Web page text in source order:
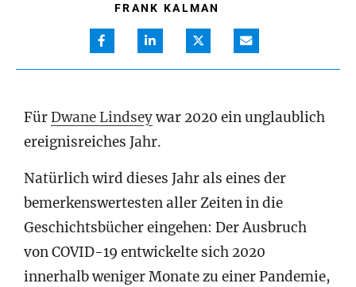
FRANK KALMAN
FürDwane Lindseywar 2020 ein unglaublich
ereignisreiches Jahr.
Natürlich wird dieses Jahr als eines der
bemerkenswertesten aller Zeiten in die
Geschichtsbücher eingehen: Der Ausbruch
von COVID-19 entwickelte sich 2020
innerhalb weniger Monate zu einer Pandemie,